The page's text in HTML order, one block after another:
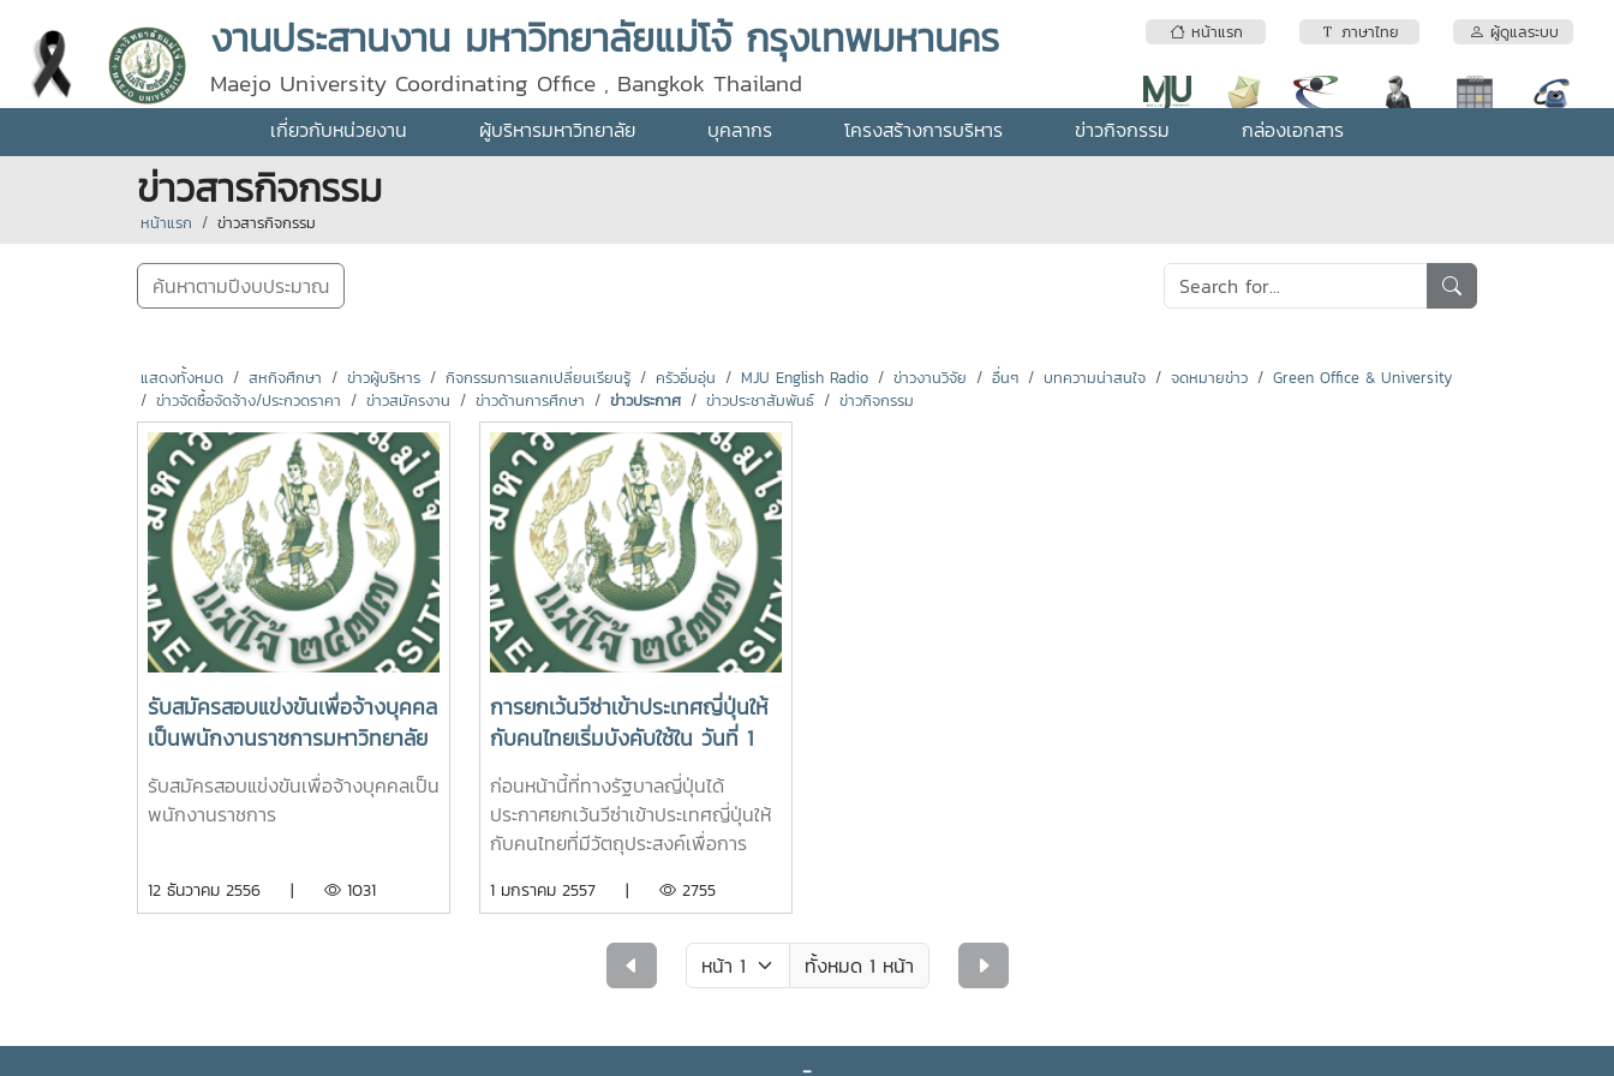
หน้าแรก ภาษาไทย ผู้ดูแลระบบ
งานประสานงาน มหาวิทยาลัยแม่โจ้ กรุงเทพมหานคร
Maejo University Coordinating Office , Bangkok Thailand
เกี่ยวกับหน่วยงาน ผู้บริหารมหาวิทยาลัย บุคลากร โครงสร้างการบริหาร ข่าวกิจกรรม กล่องเอกสาร
ข่าวสารกิจกรรม
หน้าแรก ข่าวสารกิจกรรม
ค้นหาตามปีงบประมาณ
แสดงทั้งหมด สหกิจศึกษา ข่าวผู้บริหาร กิจกรรมการแลกเปลี่ยนเรียนรู้ ครัวอิ่มอุ่น MJU English Radio ข่าวงานวิจัย อื่นๆ บทความน่าสนใจ จดหมายข่าว
Green Office & University
ข่าวจัดซื้อจัดจ้าง/ประกวดราคา
ข่าวสมัครงาน ข่าวด้านการศึกษา ข่าวประกาศ ข่าวประชาสัมพันธ์ ข่าวกิจกรรม
รับสมัครสอบแข่งขันเพื่อจ้างบุคคล
เป็นพนักงานราชการมหาวิทยาลัย
แม่โจ้
รับสมัครสอบแข่งขันเพื่อจ้างบุคคลเป็น
พนักงานราชการ
12 ธันวาคม 2556 | 1031
การยกเว้นวีซ่าเข้าประเทศญี่ปุ่นให้
กับคนไทยเริ่มบังคับใช้ใน วันที่ 1
กรกฏาคม พ.ศ.2556
ก่อนหน้านี้ที่ทางรัฐบาลญี่ปุ่นได้
ประกาศยกเว้นวีซ่าเข้าประเทศญี่ปุ่นให้
กับคนไทยที่มีวัตถุประสงค์เพื่อการ
รัฐบาลญี่ปุ่นได้ประกาศเริ่มบังคับใช้ใน
สามารถพำนักในประเทศญี่ปุ่นได้ 15
วัน (หากผู้ยื่นประสงค์จะพำนักใน
หรือมีวัตถุประสงค์อื่นๆ จะต้องยื่นขอ
1 มกราคม 2557 | 2755
ทั้งหมด 1 หน้า
-